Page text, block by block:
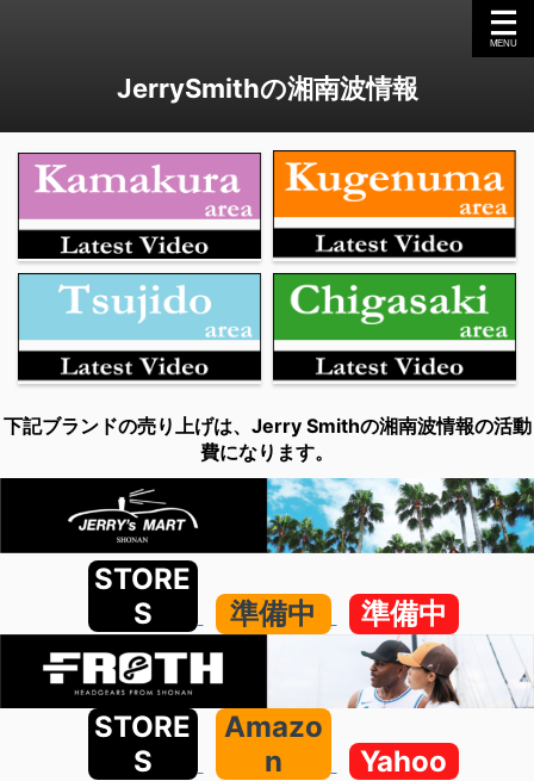
JerrySmithの湘南波情報
下記ブランドの売り上げは、Jerry Smithの湘南波情報の活動
費になります。
STORE
S
準備中 準備中
STORE
S
Amazo
n
Yahoo